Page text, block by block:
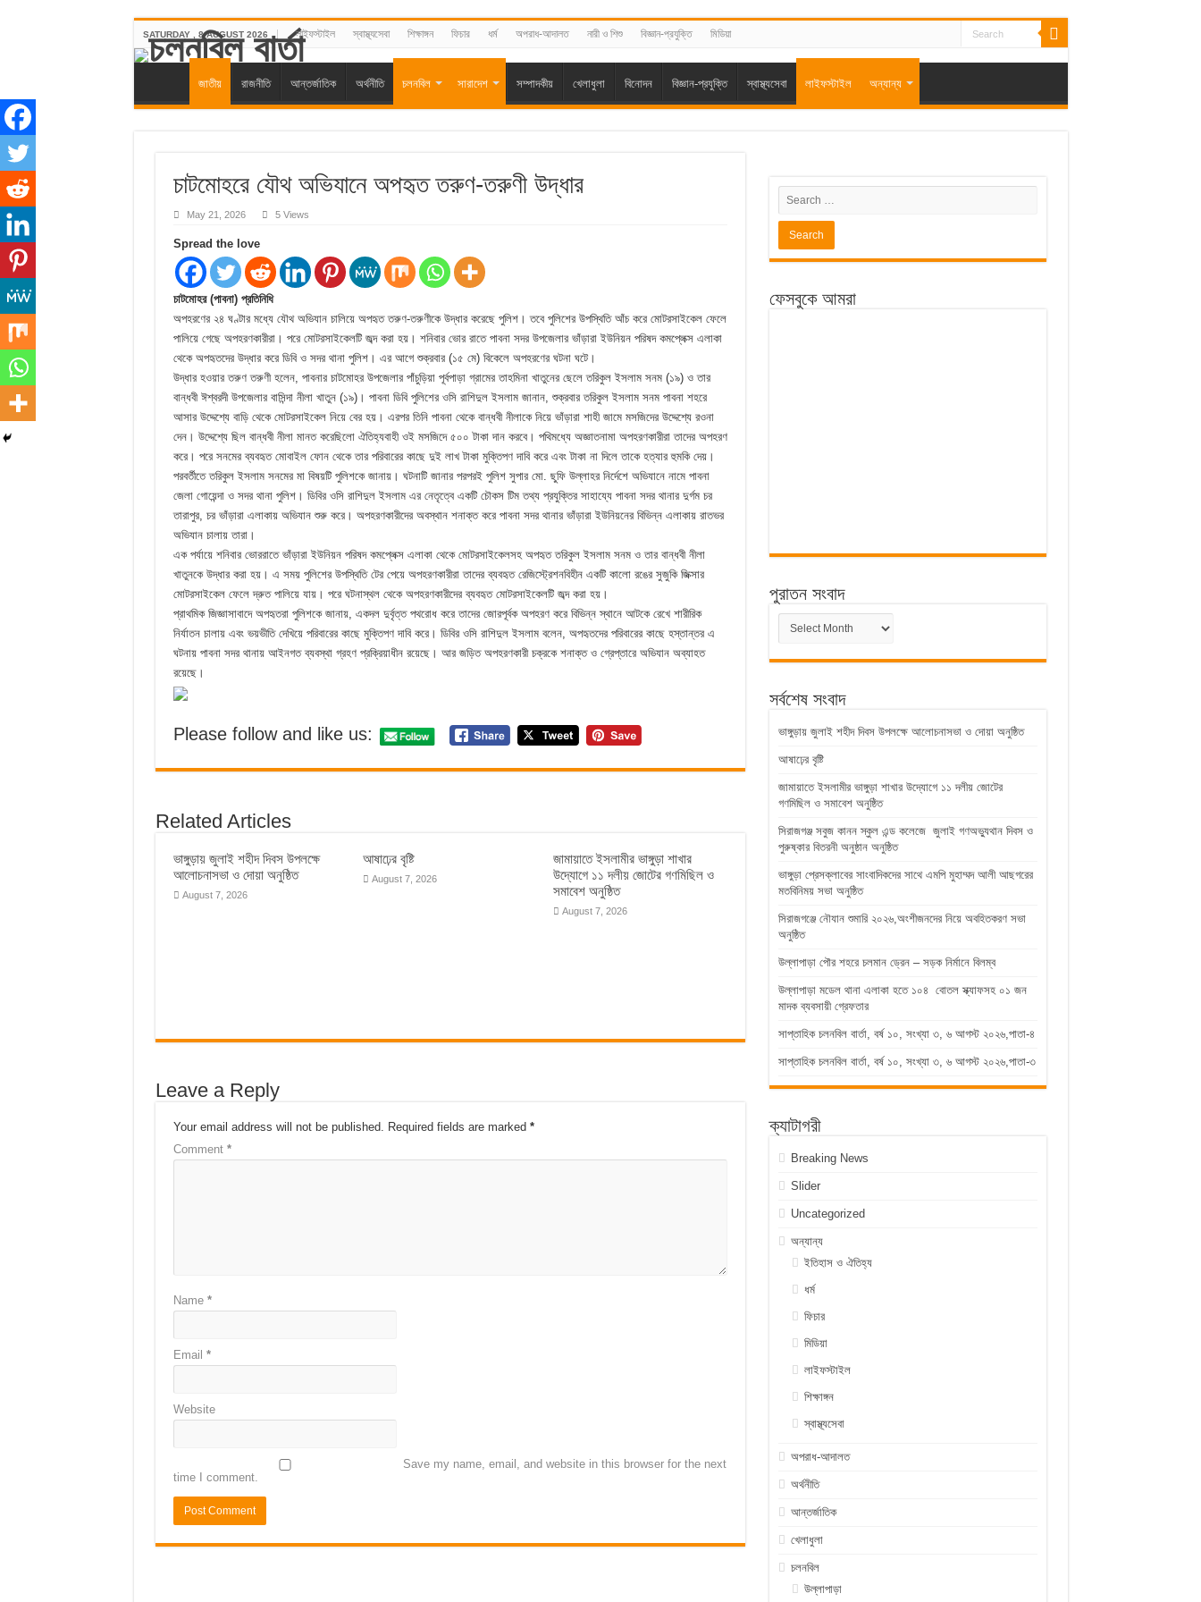
SATURDAY , 8 AUGUST 2026 লাইফস্টাইল স্বাস্থ্যসেবা শিক্ষাঙ্গন ফিচার ধর্ম অপরাধ-আদালত নারী ও শিশু বিজ্ঞান-প্রযুক্তি মিডিয়া
জাতীয় রাজনীতি আন্তর্জাতিক অর্থনীতি চলনবিল সারাদেশ সম্পাদকীয় খেলাধুলা বিনোদন বিজ্ঞান-প্রযুক্তি স্বাস্থ্যসেবা লাইফস্টাইল অন্যান্য
চাটমোহরে যৌথ অভিযানে অপহৃত তরুণ-তরুণী উদ্ধার
May 21, 2026 5 Views
Spread the love
চাটমোহর (পাবনা) প্রতিনিধি
অপহরণের ২৪ ঘণ্টার মধ্যে যৌথ অভিযান চালিয়ে অপহৃত তরুণ-তরুণীকে উদ্ধার করেছে পুলিশ। তবে পুলিশের উপস্থিতি আঁচ করে মোটরসাইকেল ফেলে
পালিয়ে গেছে অপহরণকারীরা। পরে মোটরসাইকেলটি জব্দ করা হয়। শনিবার ভোর রাতে পাবনা সদর উপজেলার ভাঁড়ারা ইউনিয়ন পরিষদ কমপ্লেক্স এলাকা
থেকে অপহৃতদের উদ্ধার করে ডিবি ও সদর থানা পুলিশ। এর আগে শুক্রবার (১৫ মে) বিকেলে অপহরণের ঘটনা ঘটে।
উদ্ধার হওয়ার তরুণ তরুণী হলেন, পাবনার চাটমোহর উপজেলার পাঁচুড়িয়া পূর্বপাড়া গ্রামের তাহমিনা খাতুনের ছেলে তরিকুল ইসলাম সনম (১৯) ও তার
বান্ধবী ঈশ্বরদী উপজেলার বাসিন্দা নীলা খাতুন (১৯)। পাবনা ডিবি পুলিশের ওসি রাশিদুল ইসলাম জানান, শুক্রবার তরিকুল ইসলাম সনম পাবনা শহরে
আসার উদ্দেশ্যে বাড়ি থেকে মোটরসাইকেল নিয়ে বের হয়। এরপর তিনি পাবনা থেকে বান্ধবী নীলাকে নিয়ে ভাঁড়ারা শাহী জামে মসজিদের উদ্দেশ্যে রওনা
দেন। উদ্দেশ্যে ছিল বান্ধবী নীলা মানত করেছিলো ঐতিহ্যবাহী ওই মসজিদে ৫০০ টাকা দান করবে। পথিমধ্যে অজ্ঞাতনামা অপহরণকারীরা তাদের অপহরণ
করে। পরে সনমের ব্যবহৃত মোবাইল ফোন থেকে তার পরিবারের কাছে দুই লাখ টাকা মুক্তিপণ দাবি করে এবং টাকা না দিলে তাকে হত্যার হুমকি দেয়।
পরবর্তীতে তরিকুল ইসলাম সনমের মা বিষয়টি পুলিশকে জানায়। ঘটনাটি জানার পরপরই পুলিশ সুপার মো. ছুফি উল্লাহর নির্দেশে অভিযানে নামে পাবনা
জেলা গোয়েন্দা ও সদর থানা পুলিশ। ডিবির ওসি রাশিদুল ইসলাম এর নেতৃত্বে একটি চৌকস টিম তথ্য প্রযুক্তির সাহায্যে পাবনা সদর থানার দুর্গম চর
তারাপুর, চর ভাঁড়ারা এলাকায় অভিযান শুরু করে। অপহরণকারীদের অবস্থান শনাক্ত করে পাবনা সদর থানার ভাঁড়ারা ইউনিয়নের বিভিন্ন এলাকায় রাতভর
অভিযান চালায় তারা।
এক পর্যায়ে শনিবার ভোররাতে ভাঁড়ারা ইউনিয়ন পরিষদ কমপ্লেক্স এলাকা থেকে মোটরসাইকেলসহ অপহৃত তরিকুল ইসলাম সনম ও তার বান্ধবী নীলা
খাতুনকে উদ্ধার করা হয়। এ সময় পুলিশের উপস্থিতি টের পেয়ে অপহরণকারীরা তাদের ব্যবহৃত রেজিস্ট্রেশনবিহীন একটি কালো রঙের সুজুকি জিক্সার
মোটরসাইকেল ফেলে দ্রুত পালিয়ে যায়। পরে ঘটনাস্থল থেকে অপহরণকারীদের ব্যবহৃত মোটরসাইকেলটি জব্দ করা হয়।
প্রাথমিক জিজ্ঞাসাবাদে অপহৃতরা পুলিশকে জানায়, একদল দুর্বৃত্ত পথরোধ করে তাদের জোরপূর্বক অপহরণ করে বিভিন্ন স্থানে আটকে রেখে শারীরিক
নির্যাতন চালায় এবং ভয়ভীতি দেখিয়ে পরিবারের কাছে মুক্তিপণ দাবি করে। ডিবির ওসি রাশিদুল ইসলাম বলেন, অপহৃতদের পরিবারের কাছে হস্তান্তর এ
ঘটনায় পাবনা সদর থানায় আইনগত ব্যবস্থা গ্রহণ প্রক্রিয়াধীন রয়েছে। আর জড়িত অপহরণকারী চক্রকে শনাক্ত ও গ্রেপ্তারে অভিযান অব্যাহত
রয়েছে।
Please follow and like us:
Related Articles
ভাঙ্গুড়ায় জুলাই শহীদ দিবস উপলক্ষে
আলোচনাসভা ও দোয়া অনুষ্ঠিত
August 7, 2026
আষাঢ়ের বৃষ্টি
August 7, 2026
জামায়াতে ইসলামীর ভাঙ্গুড়া শাখার
উদ্যোগে ১১ দলীয় জোটের গণমিছিল ও
সমাবেশ অনুষ্ঠিত
August 7, 2026
Leave a Reply
Your email address will not be published. Required fields are marked *
Comment *
Name *
Email *
Website
Save my name, email, and website in this browser for the next
time I comment.
ফেসবুকে আমরা
পুরাতন সংবাদ
পুরাতন
সংবাদ
সর্বশেষ সংবাদ
ভাঙ্গুড়ায় জুলাই শহীদ দিবস উপলক্ষে আলোচনাসভা ও দোয়া অনুষ্ঠিত
আষাঢ়ের বৃষ্টি
জামায়াতে ইসলামীর ভাঙ্গুড়া শাখার উদ্যোগে ১১ দলীয় জোটের
গণমিছিল ও সমাবেশ অনুষ্ঠিত
সিরাজগঞ্জ সবুজ কানন স্কুল এন্ড কলেজে জুলাই গণঅভ্যুথান দিবস ও
পুরুষ্কার বিতরনী অনুষ্ঠান অনুষ্ঠিত
ভাঙ্গুড়া প্রেসক্লাবের সাংবাদিকদের সাথে এমপি মুহাম্মদ আলী আছগরের
মতবিনিময় সভা অনুষ্ঠিত
সিরাজগঞ্জে নৌযান শুমারি ২০২৬,অংশীজনদের নিয়ে অবহিতকরণ সভা
অনুষ্ঠিত
উল্লাপাড়া পৌর শহরে চলমান ড্রেন – সড়ক নির্মানে বিলম্ব
উল্লাপাড়া মডেল থানা এলাকা হতে ১০৪ বোতল স্ক্যাফসহ ০১ জন
মাদক ব্যবসায়ী গ্রেফতার
সাপ্তাহিক চলনবিল বার্তা, বর্ষ ১০, সংখ্যা ৩, ৬ আগস্ট ২০২৬,পাতা-৪
সাপ্তাহিক চলনবিল বার্তা, বর্ষ ১০, সংখ্যা ৩, ৬ আগস্ট ২০২৬,পাতা-৩
ক্যাটাগরী
Breaking News
Slider
Uncategorized
অন্যান্য
ইতিহাস ও ঐতিহ্য
ধর্ম
ফিচার
মিডিয়া
লাইফস্টাইল
শিক্ষাঙ্গন
স্বাস্থ্যসেবা
অপরাধ-আদালত
অর্থনীতি
আন্তর্জাতিক
খেলাধুলা
চলনবিল
উল্লাপাড়া